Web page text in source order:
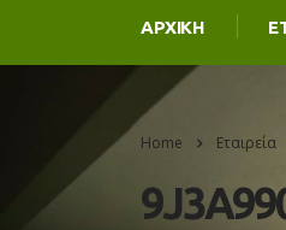
ΑΡΧΙΚΉ
Home Εταιρεία